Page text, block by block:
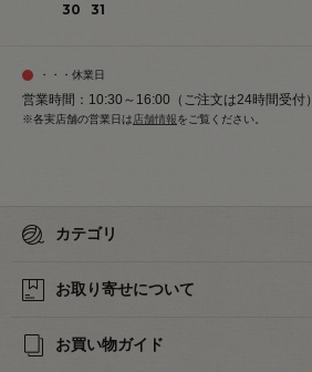
30
31
・・・休業日
営業時間：10:30～16:00（ご注文は24時間受付）
※各実店舗の営業日は 店舗情報をご覧ください。
カテゴリ
お取り寄せについて
お買い物ガイド